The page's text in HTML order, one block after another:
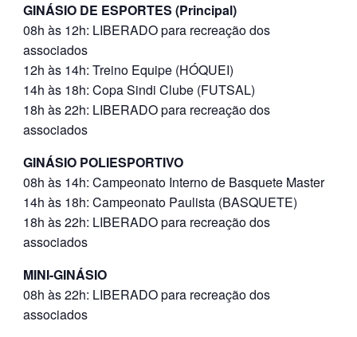
GINÁSIO DE ESPORTES (Principal)
08h às 12h: LIBERADO para recreação dos
associados
12h às 14h: Treino Equipe (HÓQUEI)
14h às 18h: Copa Sindi Clube (FUTSAL)
18h às 22h: LIBERADO para recreação dos
associados
GINÁSIO POLIESPORTIVO
08h às 14h: Campeonato Interno de Basquete Master
14h às 18h: Campeonato Paulista (BASQUETE)
18h às 22h: LIBERADO para recreação dos
associados
MINI-GINÁSIO
08h às 22h: LIBERADO para recreação dos
associados